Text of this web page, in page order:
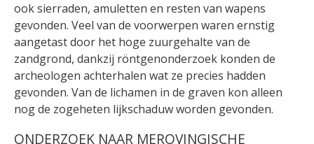
ook sierraden, amuletten en resten van wapens
gevonden. Veel van de voorwerpen waren ernstig
aangetast door het hoge zuurgehalte van de
zandgrond, dankzij röntgenonderzoek konden de
archeologen achterhalen wat ze precies hadden
gevonden. Van de lichamen in de graven kon alleen
nog de zogeheten lijkschaduw worden gevonden.
ONDERZOEK NAAR MEROVINGISCHE